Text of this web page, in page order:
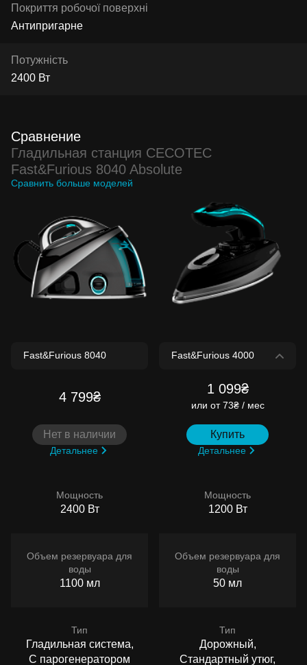
Покриття робочої поверхні
Антипригарне
Потужність
2400 Вт
Сравнение
Гладильная станция CECOTEC
Fast&Furious 8040 Absolute
Сравнить больше моделей
4 799₴
Нет в наличии
Детальнее
Мощность
2400 Вт
Объем резервуара для
воды
1100 мл
Тип
Гладильная система,
С парогенератором
1 099₴
или от 73₴ / мес
Купить
Детальнее
Мощность
1200 Вт
Объем резервуара для
воды
50 мл
Тип
Дорожный,
Стандартный утюг,